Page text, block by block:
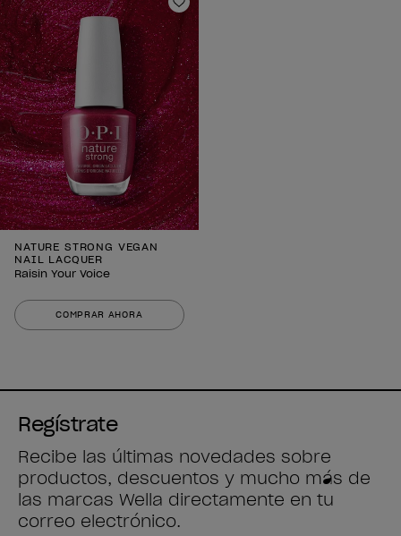
Añadir a la lista de deseos
NATURE STRONG VEGAN
NAIL LACQUER
Raisin Your Voice
COMPRAR AHORA
Regístrate
Recibe las últimas novedades sobre
productos, descuentos y mucho más de
las marcas Wella directamente en tu
correo electrónico.